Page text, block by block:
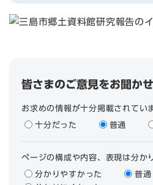
皆さまのご意見をお聞か
お求めの情報が十分掲載されてい
十分だった 普通
ページの構成や内容、表現は分か
分かりやすかった
普通